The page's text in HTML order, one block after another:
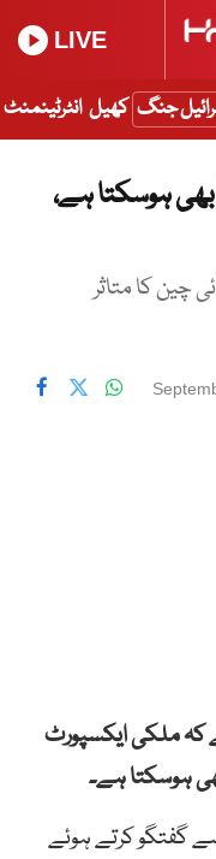
LIVE
جنگ کھیل انٹرٹینمنٹ
پڑے تو ڈالر 250 کا بھی ہوسکتا ہے،
چین کا متاثر
کہ ملکی ایکسپورٹ
سے گفتگو کرتے ہوئے